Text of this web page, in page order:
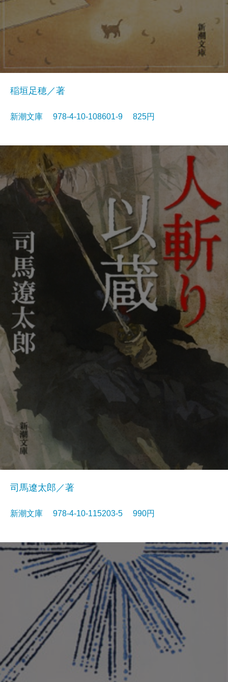
稲垣足穂／著
新潮文庫 978-4-10-108601-9 825円
司馬遼太郎／著
新潮文庫 978-4-10-115203-5 990円